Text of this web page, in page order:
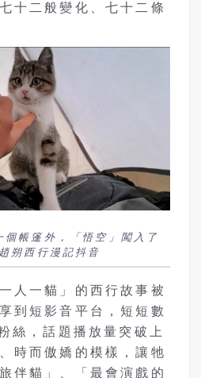
十二般變化、七十二條
個帳篷外，「悟空」闖入了
朔西行漫記抖音
人一貓」的西行故事被
到短影音平台，短短數
絲，話題播放量突破上
時而傲嬌的模樣，讓牠
伴貓」、「最會演戲的